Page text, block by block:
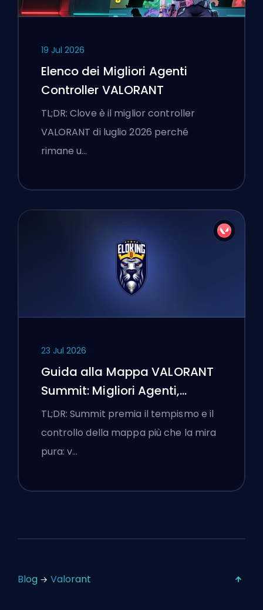
19 Jul 2026
Elenco dei Migliori Agenti
Controller VALORANT
TL;DR: Clove è il miglior controller
VALORANT di luglio 2026 perché
rimane u…
23 Jul 2026
Guida alla Mappa VALORANT
Summit: Migliori Agenti,
Chiamate e Fumogeni
TL;DR: Summit premia il tempismo e il
controllo della mappa più che la mira
pura: v…
Blog Valorant